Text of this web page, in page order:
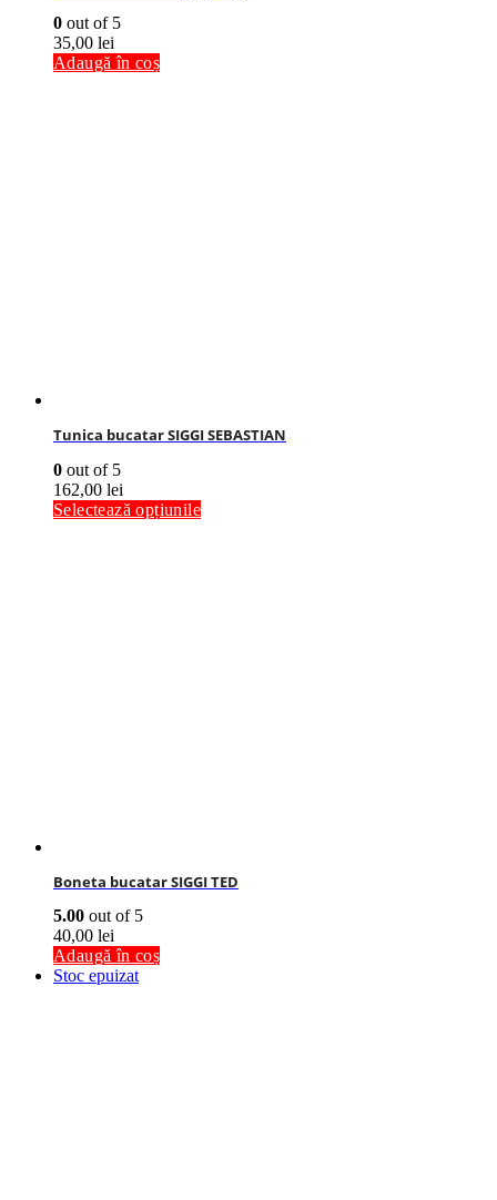
0 out of 5
35,00 lei
Adaugă în coș
Tunica bucatar SIGGI SEBASTIAN
0 out of 5
162,00 lei
Selectează opțiunile
Boneta bucatar SIGGI TED
5.00 out of 5
40,00 lei
Adaugă în coș
Stoc epuizat